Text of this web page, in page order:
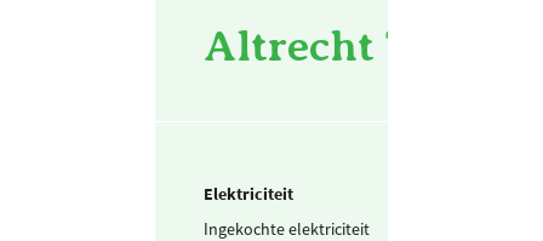
Altrecht Totaal
Elektriciteit
Ingekochte elektriciteit